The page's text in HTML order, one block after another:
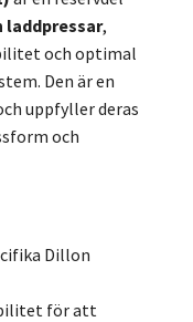
laddpressar,
och optimal
Den är en
uppfyller deras
och
Dillon
för att